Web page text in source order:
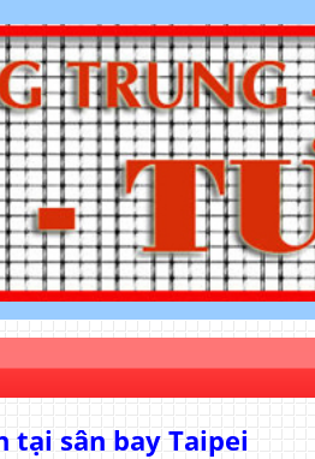
tại sân bay Taipei